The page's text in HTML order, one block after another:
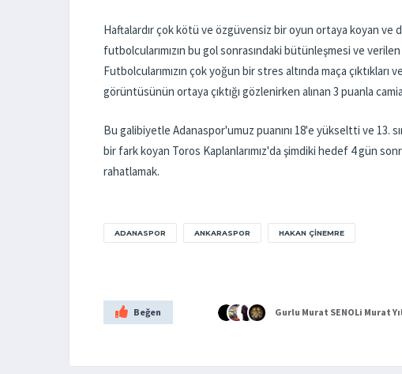
Haftalardır çok kötü ve özgüvensiz bir oyun ortaya koyan ve
futbolcularımızın bu gol sonrasındaki bütünleşmesi ve
Futbolcularımızın çok yoğun bir stres altında maça çıktıkları
görüntüsünün ortaya çıktığı gözlenirken alınan 3 puanla
Bu galibiyetle Adanaspor'umuz puanını 18'e yükseltti ve 13.
bir fark koyan Toros Kaplanlarımız'da şimdiki hedef 4 gün
rahatlamak.
ADANASPOR ANKARASPOR HAKAN ÇINEMRE
Beğen Gurlu Murat SENOLi Murat